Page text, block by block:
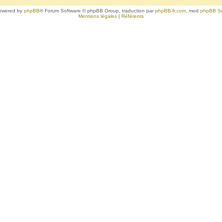
by phpBB® Forum Software © phpBB Group, traduction parphpBB-fr.com , mod phpBB
Mentions légales | Référents